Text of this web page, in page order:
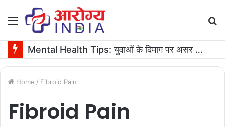
Menu
Mental Health Tips: युवाओं के दिमाग पर असर डाल रहे हैं Likes and Dislikes? जानें इसके बारे में
Home / Fibroid Pain
Fibroid Pain